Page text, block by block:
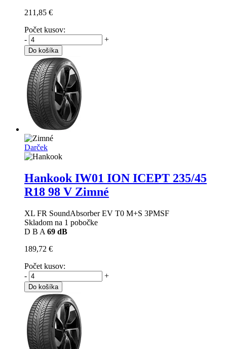
211,85 €
Počet kusov:
-
+
Do košíka
Darček
Hankook IW01 ION ICEPT 235/45
R18 98 V Zimné
XL FR SoundAbsorber EV T0 M+S 3PMSF
Skladom na 1 pobočke
D B A 69 dB
189,72 €
Počet kusov:
-
+
Do košíka